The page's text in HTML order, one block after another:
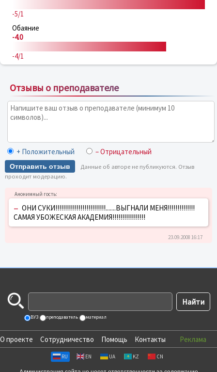
-5/1
Обаяние
-4.0
-4/1
Отзывы о преподавателе
+ Положительный – Отрицательный
Отправить отзыв
Данные об авторе не публикуются. Отзыв
проходит модерацию.
– ОНИ СУКИ!!!!!!!!!!!!!!!!!!!!!!!!!!.......ВЫГНАЛИ МЕНЯ!!!!!!!!!!!!!!
САМАЯ УБОЖЕСКАЯ АКАДЕМИЯ!!!!!!!!!!!!!!!!!
23.09.2008 16:17
ВУЗ преподаватель материал
О проекте Сотрудничество Помощь Контакты Реклама
RU EN UA KZ CN